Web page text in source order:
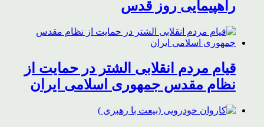
راهپیمایی روز قدس
قیام مردم انقلابی الشتر در حمایت از
نظام مقدس جمهوری اسلامی ایران